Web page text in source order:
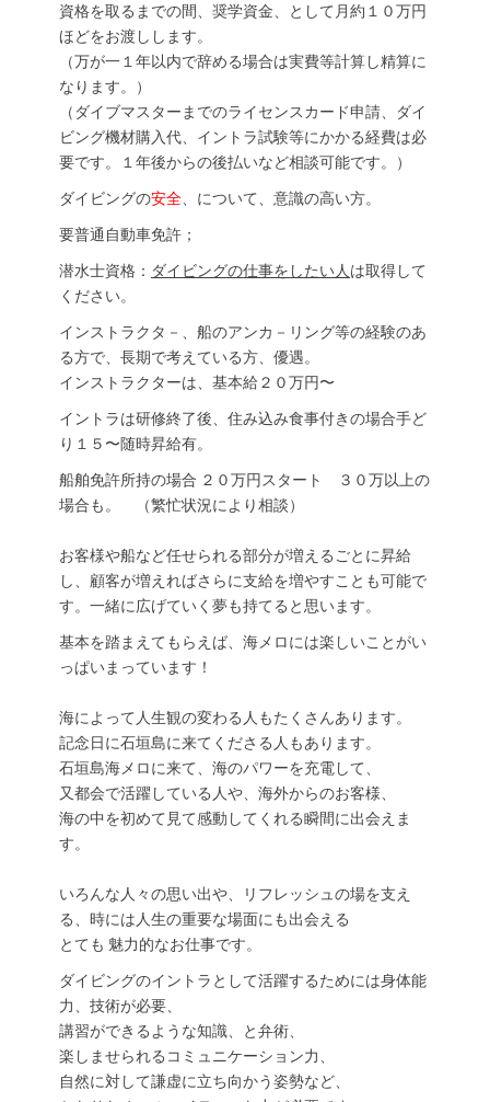
資格を取るまでの間、奨学資金、として月約１０万円
ほどをお渡しします。
（万が一１年以内で辞める場合は実費等計算し精算に
なります。）
（ダイブマスターまでのライセンスカード申請、ダイ
ビング機材購入代、イントラ試験等にかかる経費は必
要です。１年後からの後払いなど相談可能です。）
ダイビングの安全、について、意識の高い方。
要普通自動車免許；
潜水士資格： ダイビングの仕事をしたい人は取得して
ください。
インストラクタ－、船のアンカ－リング等の経験のあ
る方で、長期で考えている方、優遇。
インストラクターは、基本給２０万円〜
イントラは研修終了後、住み込み食事付きの場合手ど
り１５〜随時昇給有。
船舶免許所持の場合 ２０万円スタート ３０万以上の
場合も。 （繁忙状況により相談）
お客様や船など任せられる部分が増えるごとに昇給
し、顧客が増えればさらに支給を増やすことも可能で
す。一緒に広げていく夢も持てると思います。
基本を踏まえてもらえば、海メロには楽しいことがい
っぱいまっています！
海によって人生観の変わる人もたくさんあります。
記念日に石垣島に来てくださる人もあります。
石垣島海メロに来て、海のパワーを充電して、
又都会で活躍している人や、海外からのお客様、
海の中を初めて見て感動してくれる瞬間に出会えま
す。
いろんな人々の思い出や、リフレッシュの場を支え
る、時には人生の重要な場面にも出会える
とても 魅力的なお仕事です。
ダイビングのイントラとして活躍するためには身体能
力、技術が必要、
講習ができるような知識、と弁術、
楽しませられるコミュニケーション力、
自然に対して謙虚に立ち向かう姿勢など、